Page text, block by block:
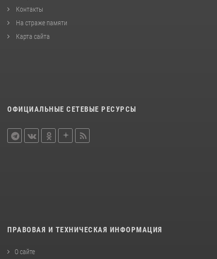
Контакты
На страже памяти
Карта сайта
ОФИЦИАЛЬНЫЕ СЕТЕВЫЕ РЕСУРСЫ
ПРАВОВАЯ И ТЕХНИЧЕСКАЯ ИНФОРМАЦИЯ
О сайте